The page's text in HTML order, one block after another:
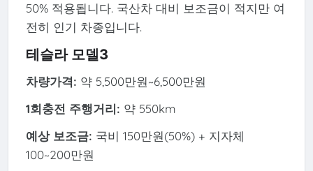
50% 적용됩니다. 국산차 대비 보조금이 적지만 여
전히 인기 차종입니다.
테슬라 모델3
차량가격: 약 5,500만원~6,500만원
1회충전 주행거리: 약 550km
예상 보조금: 국비 150만원(50%) + 지자체
100~200만원